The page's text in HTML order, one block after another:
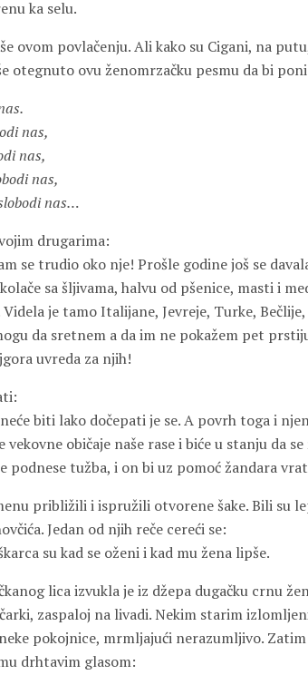
ka selu.
ovom povlačenju. Ali kako su Cigani, na
otegnuto ovu ženomrzačku pesmu da bi
nas,
nas,
nas,
nas…
drugarima:
se trudio oko nje! Prošle godine još se
sa šljivama, halvu od pšenice, masti i
je tamo Italijane, Jevreje, Turke,
da sretnem a da im ne pokažem pet
uvreda za njih!
biti lako dočepati je se. A povrh toga i
običaje naše rase i biće u stanju da
podnese tužba, i on bi uz pomoć žandara
približili i ispružili otvorene šake. Bili su
Jedan od njih reče cereći se:
su kad se oženi i kad mu žena lipše.
lica izvukla je iz džepa dugačku crnu
zaspaloj na livadi. Nekim starim
pokojnice, mrmljajući nerazumljivo.
drhtavim glasom: